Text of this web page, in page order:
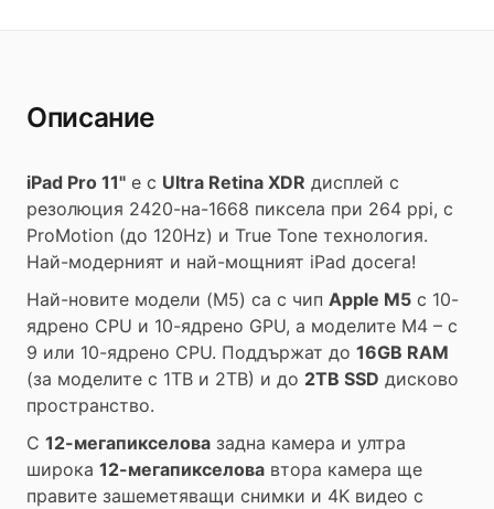
Описание
iPad Pro 11" е с Ultra Retina XDR дисплей с
резолюция 2420-на-1668 пиксела при 264 ppi, с
ProMotion (до 120Hz) и True Tone технология.
Най-модерният и най-мощният iPad досега!
Най-новите модели (M5) са с чип Apple M5 с 10-
ядрено CPU и 10-ядрено GPU, а моделите M4 – с
9 или 10-ядрено CPU. Поддържат до 16GB RAM
(за моделите с 1TB и 2TB) и до 2TB SSD дисково
пространство.
С 12-мегапикселова задна камера и ултра
широка 12-мегапикселова втора камера ще
правите зашеметяващи снимки и 4K видео с